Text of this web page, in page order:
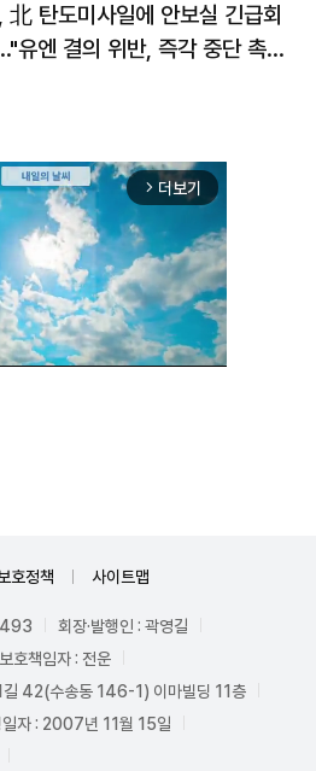
北 탄도미사일에 안보실 긴급회
유엔 결의 위반, 즉각 중단 촉
arrow_forward_ios 더보기
호정책 사이트맵
회장·발행인 : 곽영길
호책임자 : 전운
길 42(수송동 146-1) 이마빌딩 11층
일자 : 2007년 11월 15일